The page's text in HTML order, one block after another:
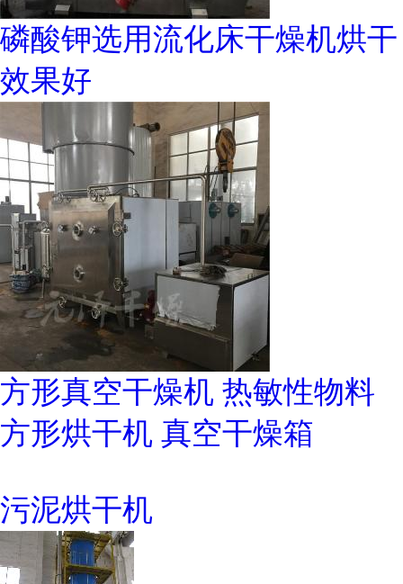
磷酸钾选用流化床干燥机烘干
效果好
方形真空干燥机 热敏性物料
方形烘干机 真空干燥箱
污泥烘干机